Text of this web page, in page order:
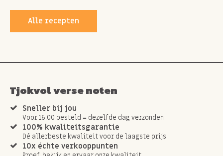
Alle recepten
Tjokvol verse noten
Sneller bij jou
Voor 16.00 besteld = dezelfde dag verzonden
100% kwaliteitsgarantie
Dé allerbeste kwaliteit voor de laagste prijs
10x échte verkooppunten